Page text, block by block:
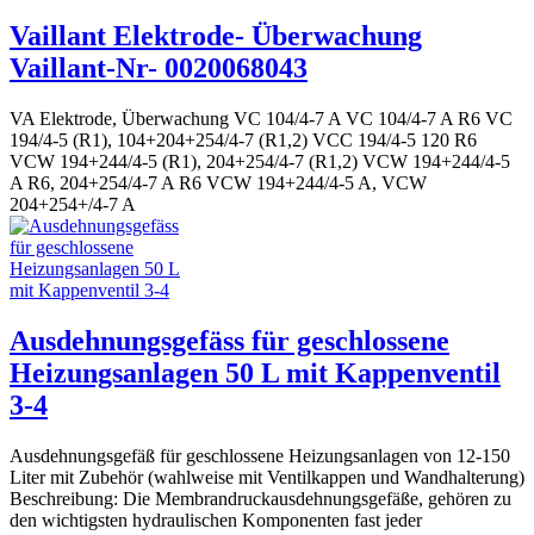
Vaillant Elektrode- Überwachung
Vaillant-Nr- 0020068043
VA Elektrode, Überwachung VC 104/4-7 A VC 104/4-7 A R6 VC
194/4-5 (R1), 104+204+254/4-7 (R1,2) VCC 194/4-5 120 R6
VCW 194+244/4-5 (R1), 204+254/4-7 (R1,2) VCW 194+244/4-5
A R6, 204+254/4-7 A R6 VCW 194+244/4-5 A, VCW
204+254+/4-7 A
Ausdehnungsgefäss für geschlossene
Heizungsanlagen 50 L mit Kappenventil
3-4
Ausdehnungsgefäß für geschlossene Heizungsanlagen von 12-150
Liter mit Zubehör (wahlweise mit Ventilkappen und Wandhalterung)
Beschreibung: Die Membrandruckausdehnungsgefäße, gehören zu
den wichtigsten hydraulischen Komponenten fast jeder